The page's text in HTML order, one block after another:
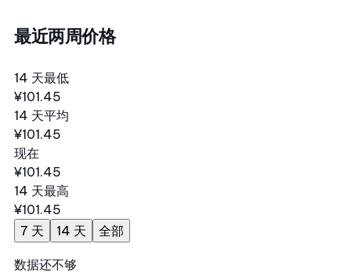
最近两周价格
14 天最低
¥101.45
14 天平均
¥101.45
现在
¥101.45
14 天最高
¥101.45
7 天
14 天 全部
数据还不够